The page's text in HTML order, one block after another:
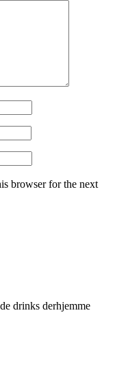
browser for the next
drinks derhjemme